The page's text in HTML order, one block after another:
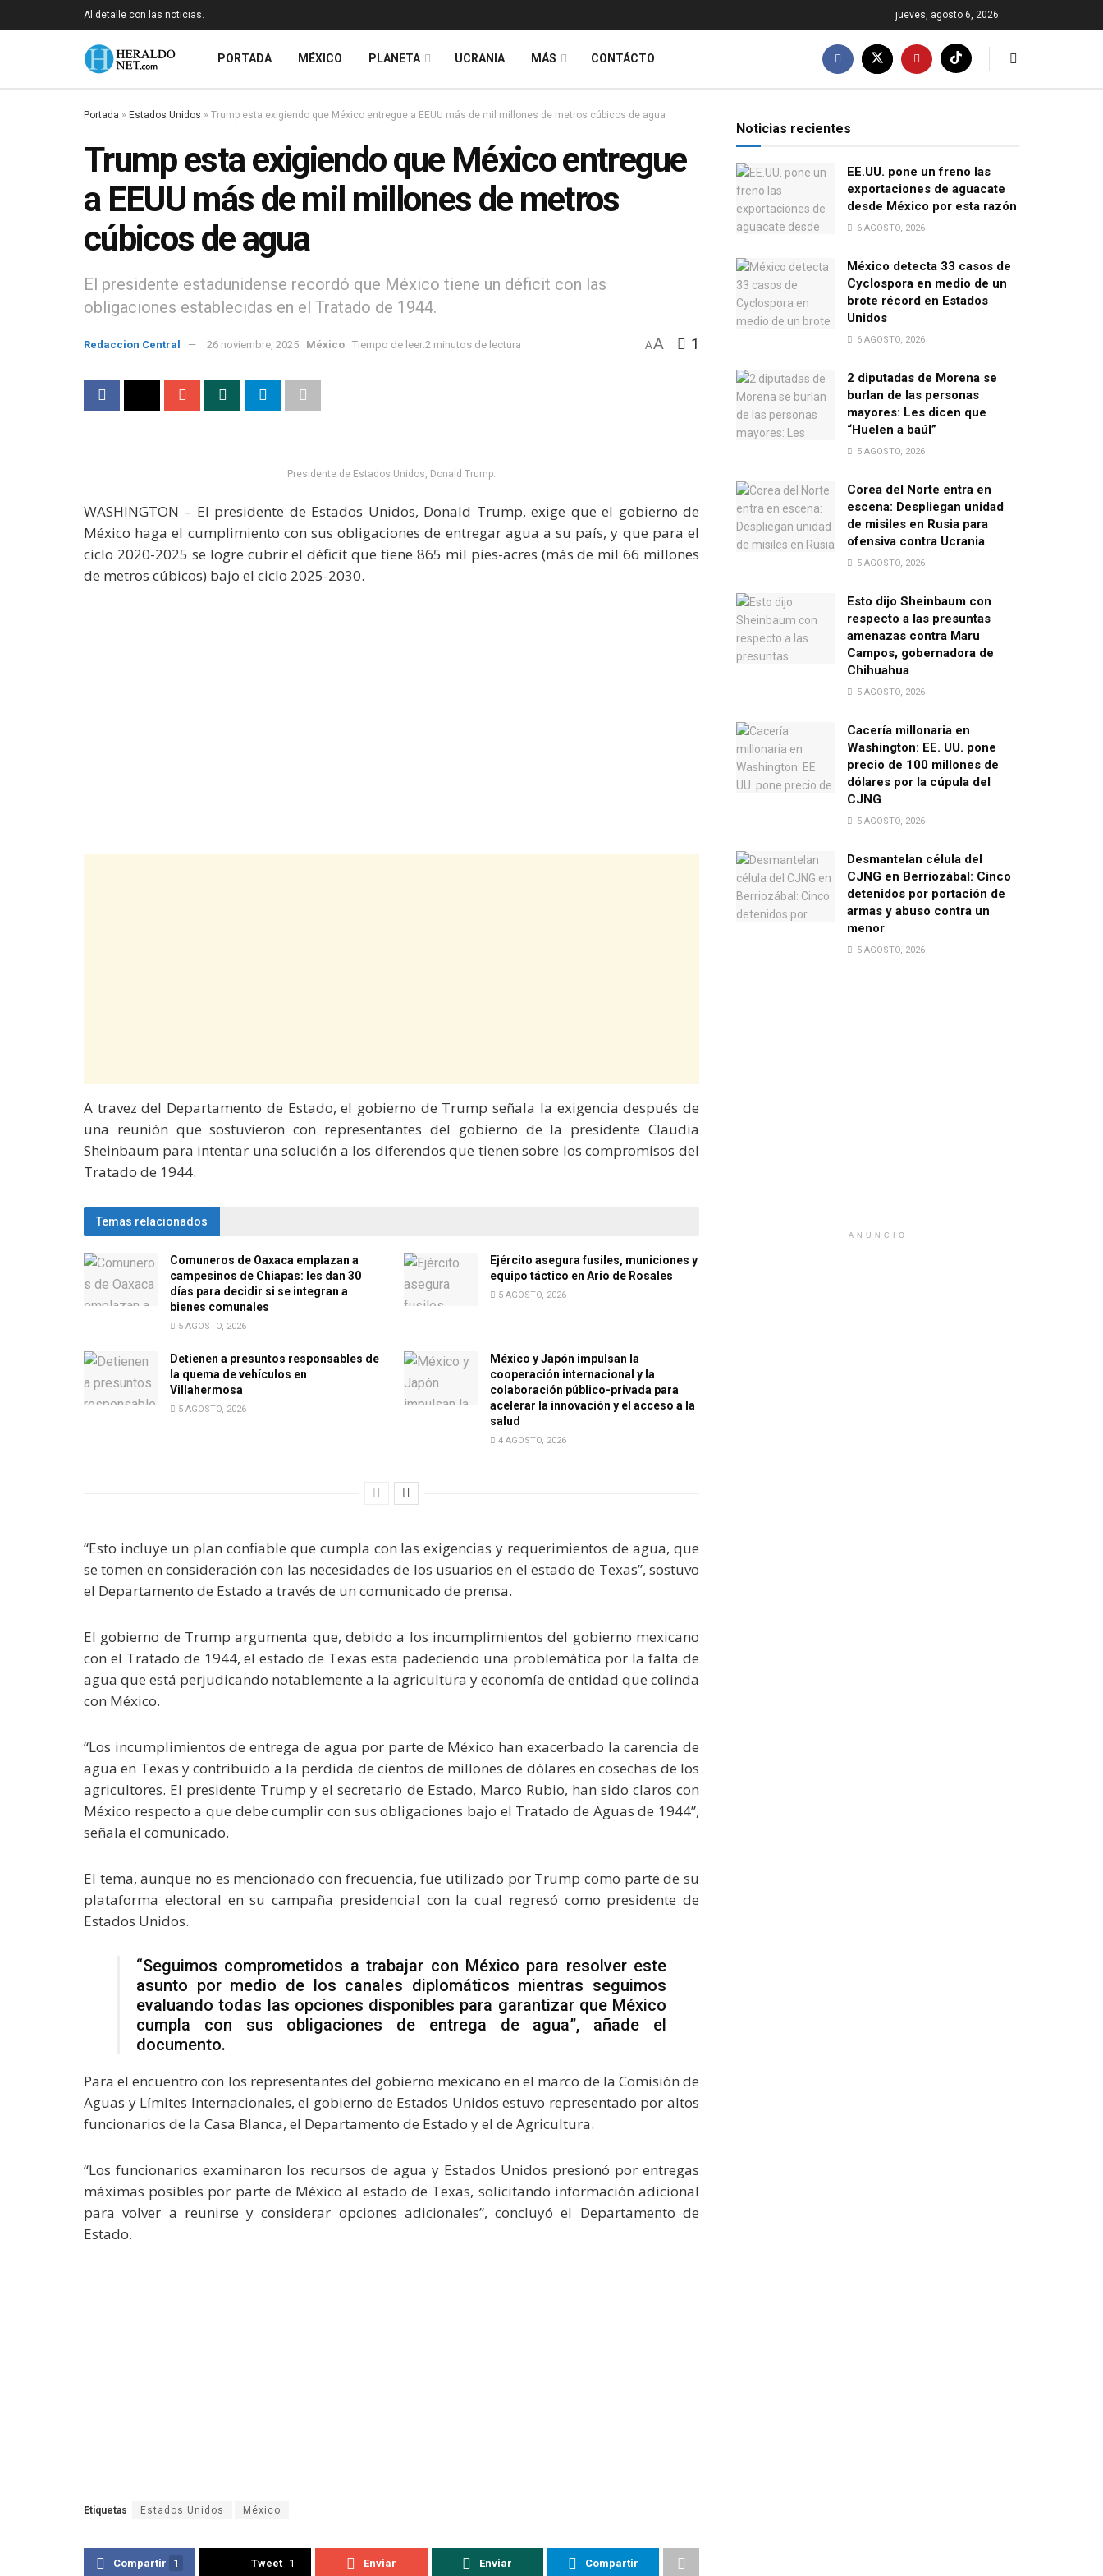
Al detalle con las noticias. jueves, agosto 6, 2026
PORTADA MÉXICO PLANETA UCRANIA MÁS CONTÁCTO
Portada » Estados Unidos » Trump esta exigiendo que México entregue a EEUU más de mil millones de metros cúbicos de agua
Trump esta exigiendo que México entregue
a EEUU más de mil millones de metros
cúbicos de agua
El presidente estadunidense recordó que México tiene un déficit con las
obligaciones establecidas en el Tratado de 1944.
Redaccion Central 26 noviembre, 2025 México Tiempo de leer:2 minutos de lectura AA 1
Presidente de Estados Unidos, Donald Trump.
WASHINGTON – El presidente de Estados Unidos, Donald Trump, exige que el gobierno de
México haga el cumplimiento con sus obligaciones de entregar agua a su país, y que para el
ciclo 2020-2025 se logre cubrir el déficit que tiene 865 mil pies-acres (más de mil 66 millones
de metros cúbicos) bajo el ciclo 2025-2030.
A travez del Departamento de Estado, el gobierno de Trump señala la exigencia después de
una reunión que sostuvieron con representantes del gobierno de la presidente Claudia
Sheinbaum para intentar una solución a los diferendos que tienen sobre los compromisos del
Tratado de 1944.
Temas relacionados
Comuneros de Oaxaca emplazan a
campesinos de Chiapas: les dan 30
días para decidir si se integran a
bienes comunales
5 AGOSTO, 2026
Ejército asegura fusiles, municiones y
equipo táctico en Ario de Rosales
5 AGOSTO, 2026
Detienen a presuntos responsables de
la quema de vehículos en
Villahermosa
5 AGOSTO, 2026
México y Japón impulsan la
cooperación internacional y la
colaboración público-privada para
acelerar la innovación y el acceso a la
salud
4 AGOSTO, 2026
“Esto incluye un plan confiable que cumpla con las exigencias y requerimientos de agua, que
se tomen en consideración con las necesidades de los usuarios en el estado de Texas”, sostuvo
el Departamento de Estado a través de un comunicado de prensa.
El gobierno de Trump argumenta que, debido a los incumplimientos del gobierno mexicano
con el Tratado de 1944, el estado de Texas esta padeciendo una problemática por la falta de
agua que está perjudicando notablemente a la agricultura y economía de entidad que colinda
con México.
“Los incumplimientos de entrega de agua por parte de México han exacerbado la carencia de
agua en Texas y contribuido a la perdida de cientos de millones de dólares en cosechas de los
agricultores. El presidente Trump y el secretario de Estado, Marco Rubio, han sido claros con
México respecto a que debe cumplir con sus obligaciones bajo el Tratado de Aguas de 1944”,
señala el comunicado.
El tema, aunque no es mencionado con frecuencia, fue utilizado por Trump como parte de su
plataforma electoral en su campaña presidencial con la cual regresó como presidente de
Estados Unidos.
“Seguimos comprometidos a trabajar con México para resolver este
asunto por medio de los canales diplomáticos mientras seguimos
evaluando todas las opciones disponibles para garantizar que México
cumpla con sus obligaciones de entrega de agua”, añade el
documento.
Para el encuentro con los representantes del gobierno mexicano en el marco de la Comisión de
Aguas y Límites Internacionales, el gobierno de Estados Unidos estuvo representado por altos
funcionarios de la Casa Blanca, el Departamento de Estado y el de Agricultura.
“Los funcionarios examinaron los recursos de agua y Estados Unidos presionó por entregas
máximas posibles por parte de México al estado de Texas, solicitando información adicional
para volver a reunirse y considerar opciones adicionales”, concluyó el Departamento de
Estado.
Etiquetas Estados Unidos México
Compartir 1 Tweet 1 Enviar Enviar Compartir
Noticias recientes
EE.UU. pone un freno las
exportaciones de aguacate
desde México por esta razón
6 AGOSTO, 2026
México detecta 33 casos de
Cyclospora en medio de un
brote récord en Estados
Unidos
6 AGOSTO, 2026
2 diputadas de Morena se
burlan de las personas
mayores: Les dicen que
“Huelen a baúl”
5 AGOSTO, 2026
Corea del Norte entra en
escena: Despliegan unidad
de misiles en Rusia para
ofensiva contra Ucrania
5 AGOSTO, 2026
Esto dijo Sheinbaum con
respecto a las presuntas
amenazas contra Maru
Campos, gobernadora de
Chihuahua
5 AGOSTO, 2026
Cacería millonaria en
Washington: EE. UU. pone
precio de 100 millones de
dólares por la cúpula del
CJNG
5 AGOSTO, 2026
Desmantelan célula del
CJNG en Berriozábal: Cinco
detenidos por portación de
armas y abuso contra un
menor
5 AGOSTO, 2026
ANUNCIO